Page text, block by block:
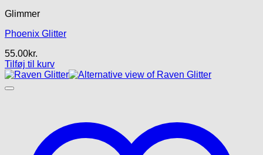
Glimmer
Phoenix Glitter
55.00kr.
Tilføj til kurv